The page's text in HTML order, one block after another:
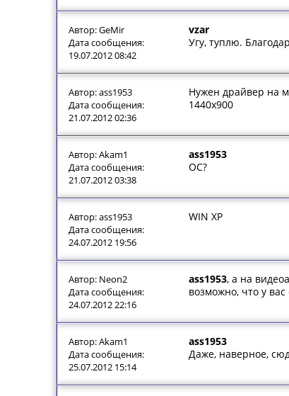
Автор: GeMir
Дата сообщения:
19.07.2012 08:42
vzar
Угу, туплю.
Автор: ass1953
Дата сообщения:
21.07.2012 02:36
Нужен драйвер на
1440х900
Автор: Akam1
Дата сообщения:
21.07.2012 03:38
ass1953
ОС?
Автор: ass1953
Дата сообщения:
24.07.2012 19:56
WIN XP
Автор: Neon2
Дата сообщения:
24.07.2012 22:16
ass1953, а на
возможно, что у
Автор: Akam1
Дата сообщения:
25.07.2012 15:14
ass1953
Даже, наверное,